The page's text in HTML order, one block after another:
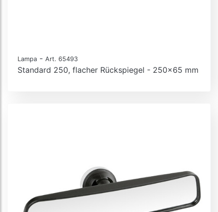
Lampa - Art. 65493
Standard 250, flacher Rückspiegel - 250x65 mm